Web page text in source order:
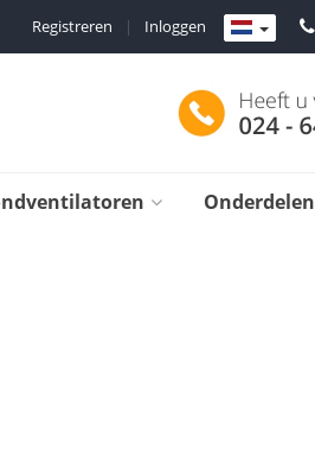
Inloggen
|
Registreren
Onderdelen